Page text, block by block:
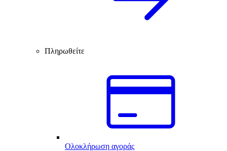
Πληρωθείτε
Ολοκλήρωση αγοράς